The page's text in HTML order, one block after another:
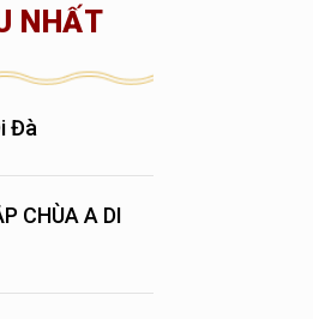
NHẤT
Đà
CHÙA A DI